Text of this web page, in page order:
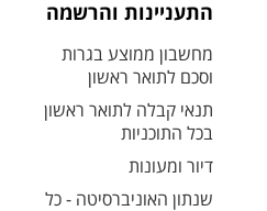
התעניינות והרשמה
מחשבון ממוצע בגרות
וסכם לתואר ראשון
תנאי קבלה לתואר ראשון
בכל התוכניות
דיור ומעונות
שנתון האוניברסיטה - כל